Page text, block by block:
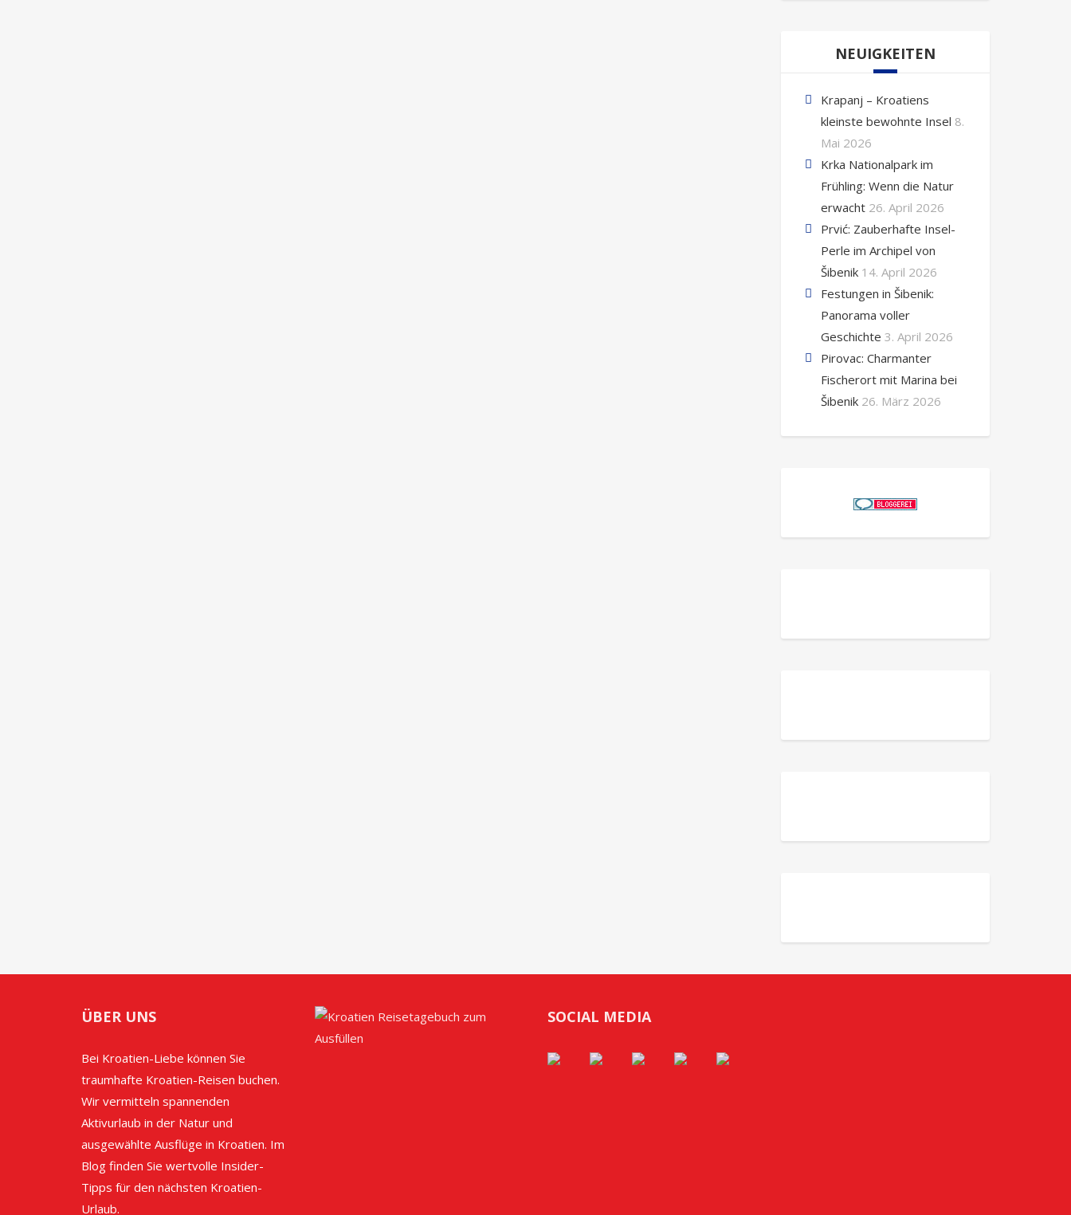
NEUIGKEITEN
Krapanj – Kroatiens
kleinste bewohnte Insel 8.
Mai 2026
Krka Nationalpark im
Frühling: Wenn die Natur
erwacht 26. April 2026
Prvić: Zauberhafte Insel-
Perle im Archipel von
Šibenik 14. April 2026
Festungen in Šibenik:
Panorama voller
Geschichte 3. April 2026
Pirovac: Charmanter
Fischerort mit Marina bei
Šibenik 26. März 2026
ÜBER UNS
Bei Kroatien-Liebe können Sie
traumhafte Kroatien-Reisen buchen.
Wir vermitteln spannenden
Aktivurlaub in der Natur und
ausgewählte Ausflüge in Kroatien. Im
Blog finden Sie wertvolle Insider-
Tipps für den nächsten Kroatien-
Urlaub.
SOCIAL MEDIA